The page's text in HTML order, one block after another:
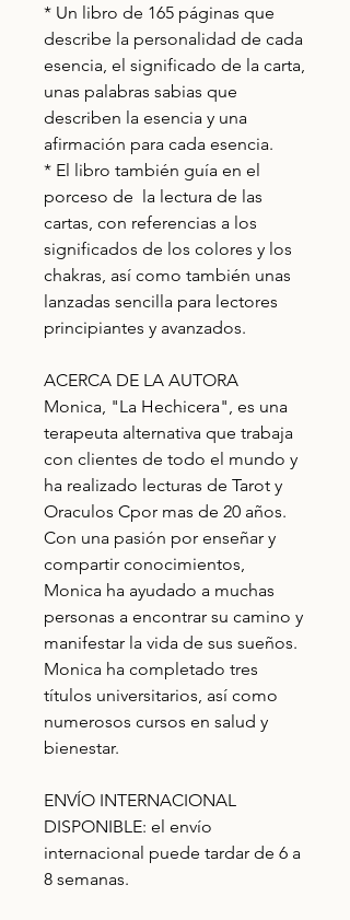
* Un libro de 165 páginas que
describe la personalidad de cada
esencia, el significado de la carta,
unas palabras sabias que
describen la esencia y una
afirmación para cada esencia.
* El libro también guía en el
porceso de la lectura de las
cartas, con referencias a los
significados de los colores y los
chakras, así como también unas
lanzadas sencilla para lectores
principiantes y avanzados.
ACERCA DE LA AUTORA
Monica, "La Hechicera", es una
terapeuta alternativa que trabaja
con clientes de todo el mundo y
ha realizado lecturas de Tarot y
Oraculos Cpor mas de 20 años.
Con una pasión por enseñar y
compartir conocimientos,
Monica ha ayudado a muchas
personas a encontrar su camino y
manifestar la vida de sus sueños.
Monica ha completado tres
títulos universitarios, así como
numerosos cursos en salud y
bienestar.
ENVÍO INTERNACIONAL
DISPONIBLE: el envío
internacional puede tardar de 6 a
8 semanas.